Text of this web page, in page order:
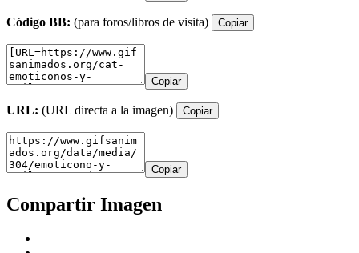
Código BB: (para foros/libros de visita) Copiar
Copiar
URL: (URL directa a la imagen) Copiar
Copiar
Compartir Imagen